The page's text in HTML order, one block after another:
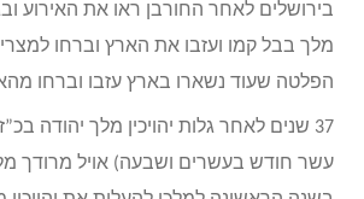
בירושלים לאחר החורבן ראו את האירוע
מלך בבל קמו ועזבו את הארץ וברחו
הפלטה שעוד נשארו בארץ עזבו וברחו
37 שנים לאחר גלות יהויכין מלך יהודה
עשר חודש בעשרים ושבעה) אויל מרודך